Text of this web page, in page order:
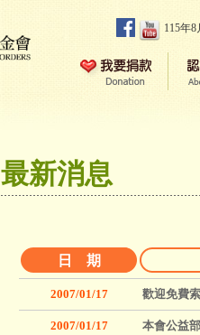
115年
最新消息
日 期
2007/01/17 歡迎免費
2007/01/17 本會公益